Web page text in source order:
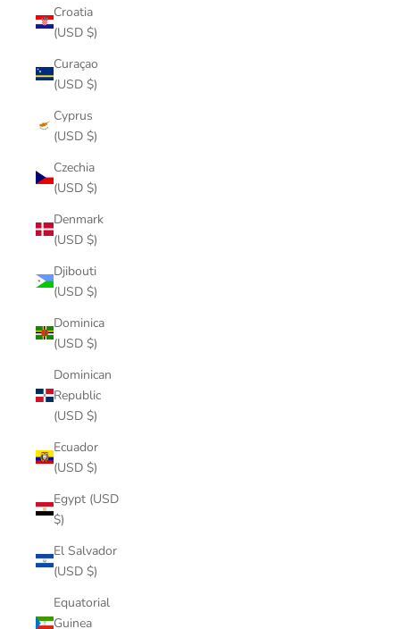
Croatia
(USD $)
Curaçao
(USD $)
Cyprus
(USD $)
Czechia
(USD $)
Denmark
(USD $)
Djibouti
(USD $)
Dominica
(USD $)
Dominican
Republic
(USD $)
Ecuador
(USD $)
Egypt (USD
$)
El Salvador
(USD $)
Equatorial
Guinea